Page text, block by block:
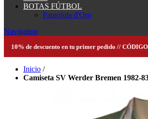
BOTAS FÚTBOL
Pantofola d'Oro
Navigation
10% de descuento en tu primer pedido //
Inicio /
Camiseta SV Werder Bremen 1982-